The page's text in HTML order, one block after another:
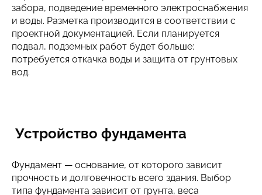
забора, подведение временного электроснабжения
и воды. Разметка производится в соответствии с
проектной документацией. Если планируется
подвал, подземных работ будет больше:
потребуется откачка воды и защита от грунтовых
вод.
Устройство фундамента
Фундамент — основание, от которого зависит
прочность и долговечность всего здания. Выбор
типа фундамента зависит от грунта, веса